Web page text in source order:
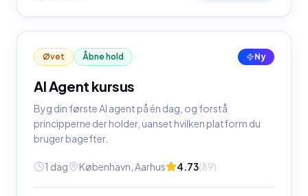
Ny
Øvet Åbne hold
AI Agent kursus
Byg din første AI agent på én dag, og forstå
principperne der holder, uanset hvilken platform du
bruger bagefter.
1 dag København, Aarhus 4.73(89)